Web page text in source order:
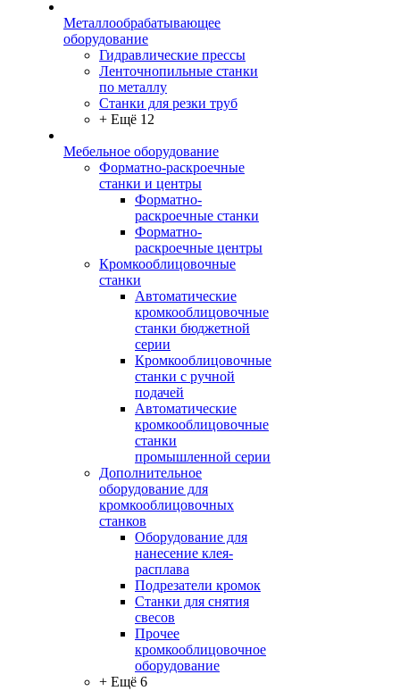
Металлообрабатывающее
оборудование
Гидравлические прессы
Ленточнопильные станки
по металлу
Станки для резки труб
+ Ещё 12
Мебельное оборудование
Форматно-раскроечные
станки и центры
Форматно-
раскроечные станки
Форматно-
раскроечные центры
Кромкооблицовочные
станки
Автоматические
кромкооблицовочные
станки бюджетной
серии
Кромкооблицовочные
станки с ручной
подачей
Автоматические
кромкооблицовочные
станки
промышленной серии
Дополнительное
оборудование для
кромкооблицовочных
станков
Оборудование для
нанесение клея-
расплава
Подрезатели кромок
Станки для снятия
свесов
Прочее
кромкооблицовочное
оборудование
+ Ещё 6